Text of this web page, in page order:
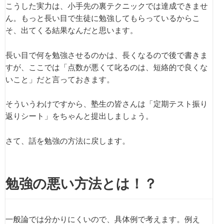
こうした実力は、小手先の裏テクニックでは達成できませ
ん。もっと長い目で生徒に勉強してもらっているからこ
そ、出てくる結果なんだと思います。
長い目で何を勉強させるのかは、長くなるので後で書きま
すが、ここでは「点数が悪くて叱るのは、短絡的で良くな
いこと」だと言っておきます。
そういうわけですから、塾生の皆さんは「定期テスト振り
返りシート」をちゃんと提出しましょう。
さて、話を勉強の方法に戻します。
勉強の悪い方法とは！？
一般論では分かりにくいので、具体例で考えます。例え